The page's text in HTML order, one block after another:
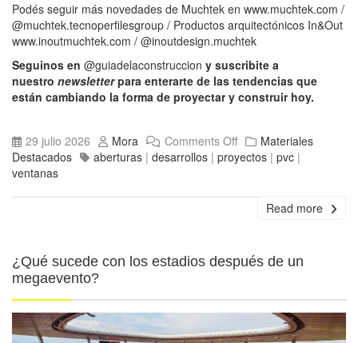
Podés seguir más novedades de Muchtek en www.muchtek.com /
@muchtek.tecnoperfilesgroup / Productos arquitectónicos In&Out
www.inoutmuchtek.com / @inoutdesign.muchtek
Seguinos en @guiadelaconstruccion y suscribite a
nuestro newsletterpara enterarte de las tendencias que
están cambiando la forma de proyectar y construir hoy.
29 julio 2026 Mora Comments Off
Materiales
Destacados
aberturas | desarrollos | proyectos | pvc |
ventanas
Read more
¿Qué sucede con los estadios después de un
megaevento?